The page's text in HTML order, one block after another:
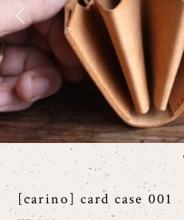
[carino] card case 001